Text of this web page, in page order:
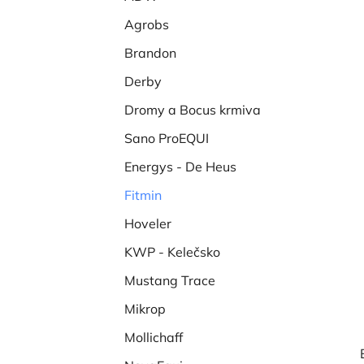
Agrobs
Brandon
Derby
Dromy a Bocus krmiva
Sano ProEQUI
Energys - De Heus
Fitmin
Hoveler
KWP - Kelečsko
Mustang Trace
Mikrop
Mollichaff